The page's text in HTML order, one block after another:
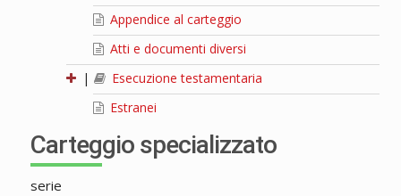
Appendice al carteggio
Atti e documenti diversi
|
Esecuzione testamentaria
Estranei
Carteggio specializzato
serie